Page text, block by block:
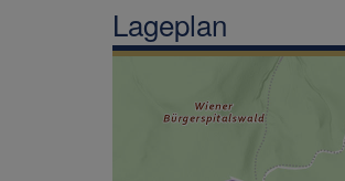
Lageplan